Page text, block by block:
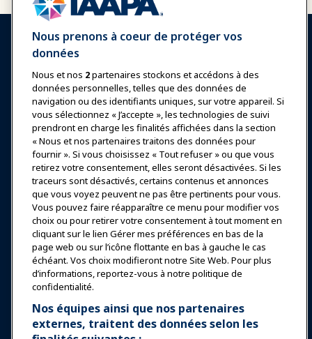
Se connecter Rejoindre maintenant
Récompenses Carrières
Contact
Expositions et Événements
Nouvelles & Funworld
Éducation
Sécurité & Protection
Plaidoyer
Nous prenons à coeur de protéger vos
données
Nous et nos 2partenaires stockons et accédons à des
données personnelles, telles que des données de
navigation ou des identifiants uniques, sur votre appareil. Si
vous sélectionnez « J’accepte », les technologies de suivi
prendront en charge les finalités affichées dans la section
« Nous et nos partenaires traitons des données pour
fournir ». Si vous choisissez « Tout refuser » ou que vous
retirez votre consentement, elles seront désactivées. Si les
traceurs sont désactivés, certains contenus et annonces
que vous voyez peuvent ne pas être pertinents pour vous.
Vous pouvez faire réapparaître ce menu pour modifier vos
choix ou pour retirer votre consentement à tout moment en
cliquant sur le lien Gérer mes préférences en bas de la
page web ou sur l’icône flottante en bas à gauche le cas
échéant. Vos choix modifieront notre Site Web. Pour plus
d’informations, reportez-vous à notre politique de
confidentialité.
Nos équipes ainsi que nos partenaires
externes, traitent des données selon les